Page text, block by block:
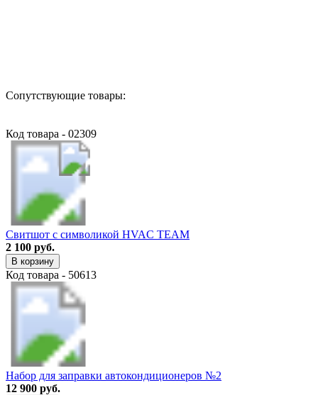
Сопутствующие товары:
Код товара - 02309
Свитшот с символикой HVAC TEAM
2 100 руб.
В корзину
Код товара - 50613
Набор для заправки автокондиционеров №2
12 900 руб.